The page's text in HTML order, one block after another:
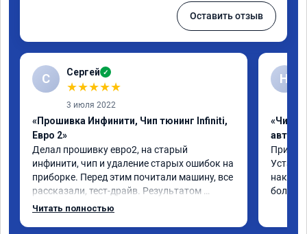
Оставить отзыв
С Сергей ✓
★★★★★
3 июля 2022
«Прошивка Инфинити, Чип тюнинг Infiniti,
Евро 2»
Делал прошивку евро2, на старый
инфинити, чип и удаление старых ошибок на
приборке. Перед этим почитали машину, все
рассказали, тест-драйв. Результатом
доволен, расход упал, машина стала еще
Читать полностью
Н
«Чип
накат